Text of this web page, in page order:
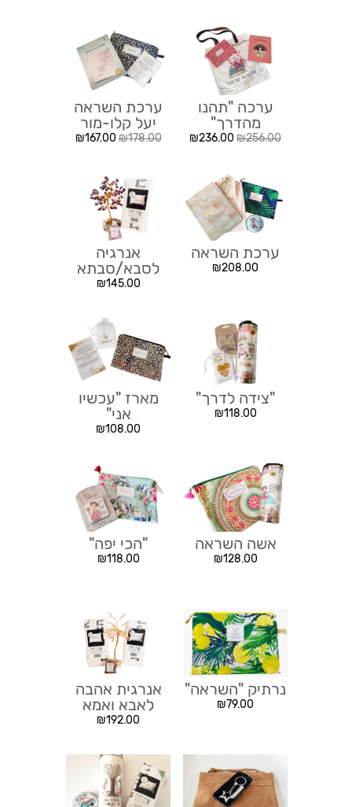
ערכה "תהנו
מהדרך"
₪256.00
₪236.00
ערכת השראה
יעל קלו-מור
₪178.00
₪167.00
ערכת השראה
₪208.00
אנרגיה
לסבא/סבתא
₪145.00
"צידה לדרך"
₪118.00
מארז "עכשיו
אני"
₪108.00
אשה השראה
₪128.00
"הכי יפה"
₪118.00
נרתיק "השראה"
₪79.00
אנרגית אהבה
לאבא ואמא
₪192.00